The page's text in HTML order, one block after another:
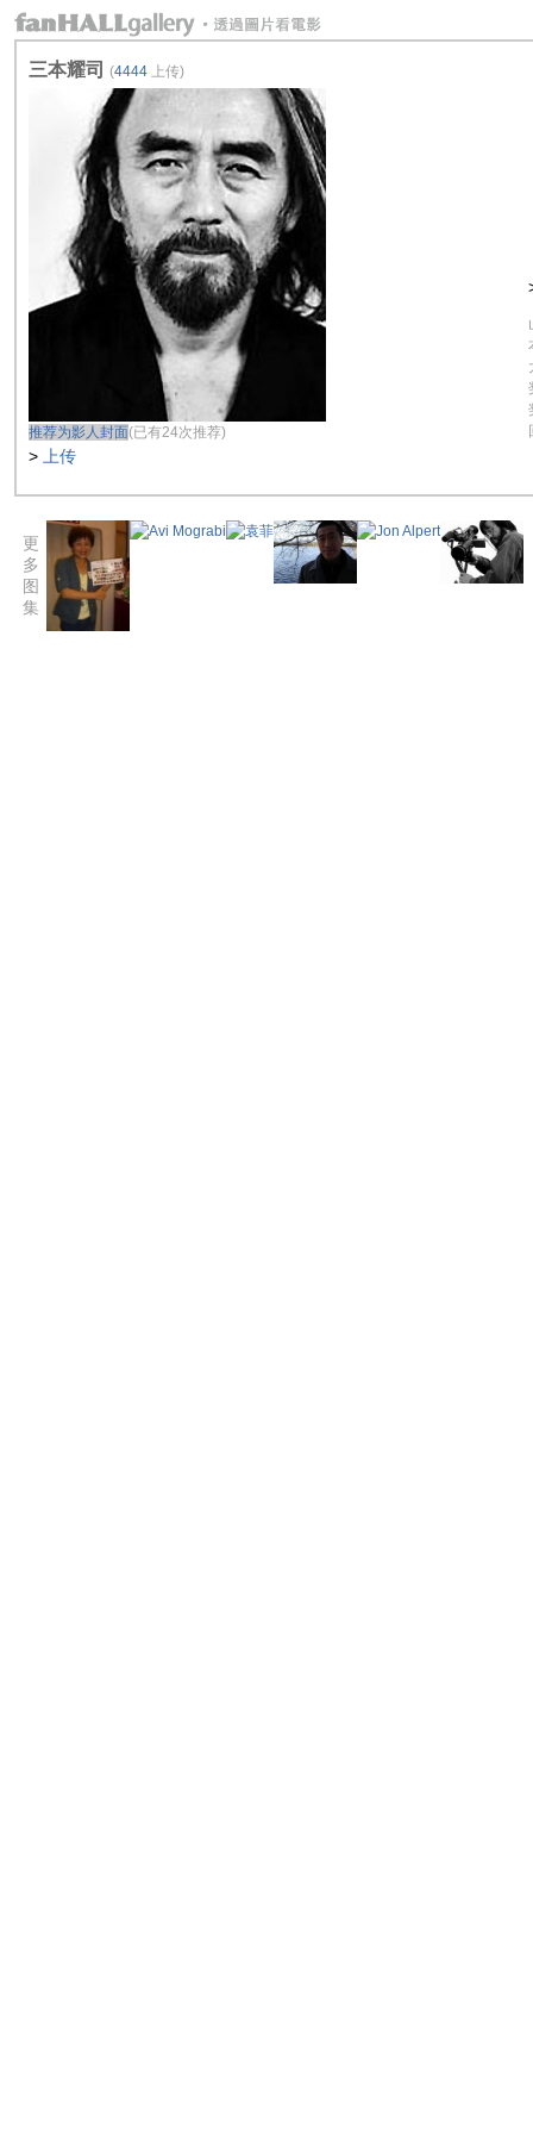
三本耀司 (4444 上传)
推荐为影人封面(已有24次推荐)
> 上传
更
多
图
集